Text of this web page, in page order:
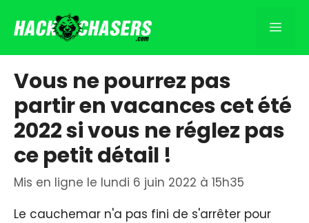
au
Vous ne pourrez pas
partir en vacances cet été
2022 si vous ne réglez pas
ce petit détail !
Mis en ligne le lundi 6 juin 2022 à 15h35
Le cauchemar n'a pas fini de s'arrêter pour